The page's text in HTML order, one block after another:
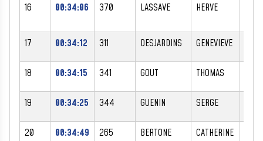
16 00:34:06 370 LASSAVE HERVE
17 00:34:12 311 DESJARDINS GENEVIEVE
18 00:34:15 341 GOUT THOMAS
19 00:34:25 344 GUENIN SERGE
20 00:34:49 265 BERTONE CATHERINE